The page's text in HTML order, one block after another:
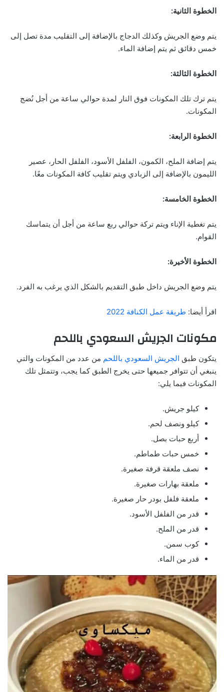
الخطوة الثانية:
يتم وضع الجريش وكذلك الدجاج بالإضافة إلى التقليب مدة تصل إلى
خمس دقائق ثم يتم إضافة الماء.
الخطوة الثالثة:
يتم ترك تلك المكونات فوق النار لمدة حوالي ساعة من أجل نُضج
المكونات.
الخطوة الرابعة:
يتم إضافة الملح، الكمون، الفلفل الأسود، الفلفل الحار، عصير
الليمون بالإضافة إلى الزبادي ويتم تقليب كافة المكونات معًا.
الخطوة الخامسة:
يتم تغطية الإناء ويتم تركة حوالي ربع ساعة من أجل أن يتماسك
القوام.
الخطوة الأخيرة:
يتم وضع الجريش داخل طبق التقديم بالشكل الذي يرغب به الفرد.
اقرأ أيضا: طريقة عمل الكنافة 2022
مكونات الجريش السعودي باللحم
يتكون طبق الجريش السعودي باللحم من عدد من المكونات والتي
ينبغي أن تتوافر جميعها حتى يخرج الطبق كما يجب، وتتمثل تلك
المكونات فيما يلي:
كيلو جريش.
كيلو ونصف لحم.
أربع حبات بصل.
خمس حبات طماطم.
نصف ملعقة قرفة صغيرة.
ملعقة بهارات صغيرة.
ملعقة فلفل بودر حار صغيرة.
قدر من الفلفل الأسود.
قدر من الملح.
كوب سمن.
قدر من الماء.